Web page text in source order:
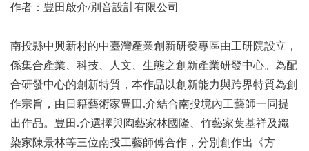
作者：豊田啟介/別音設計有限公司
南投縣中興新村的中臺灣產業創新研發專區由工研院設立，
係集合產業、科技、人文、生態之創新產業研發中心。為配
合研發中心的創新特質，本作品以創新能力與跨界特質為創
作宗旨，由日籍藝術家豊田.介結合南投境內工藝師一同提
出作品。豊田.介選擇與陶藝家林國隆、竹藝家葉基祥及織
染家陳景林等三位南投工藝師傅合作，分別創作出《方